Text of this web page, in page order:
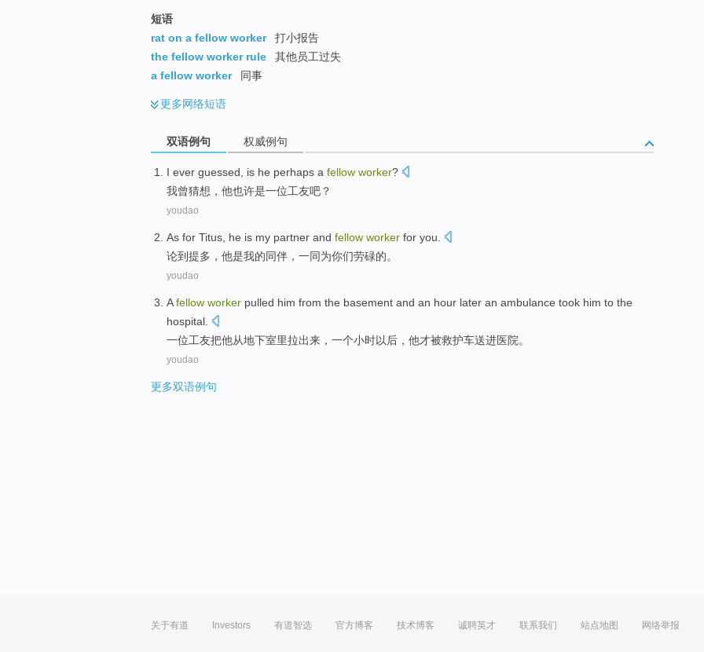
短语
rat on a fellow worker
打小报告
the fellow worker rule
其他员工过失
a fellow worker
同事
更多网络短语
双语例句 权威例句
I ever guessed, is he perhaps a fellow worker?
我曾猜想 ， 他也许是一位工友吧？
youdao
As for Titus he is my partner and fellow worker for you
论到提多， 他是我的同伴 ， 一同为你们劳碌的。
youdao
A fellow worker pulled him from the basement and an hour later an ambulance took him to the
hospital.
一位工友把他从地下室里拉出来， 一个小时以后 ，他才被救护车送进医院。
youdao
更多双语例句
关于有道 Investors 有道智选 官方博客 技术博客 诚聘英才 联系我们 站点地图 网络举报